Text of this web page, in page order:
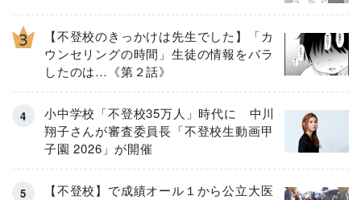
【不登校のきっかけは先生でした】「カ
ウンセリングの時間」生徒の情報をバラ
したのは…《第２話》
小中学校「不登校35万人」時代に 中川
翔子さんが審査委員長「不登校生動画甲
子園 2026」が開催
【不登校】で成績オール１から公立大医